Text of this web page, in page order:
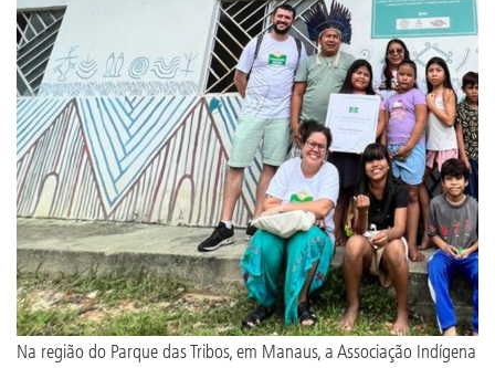
Na região do Parque das Tribos, em Manaus, a Associação Indígena